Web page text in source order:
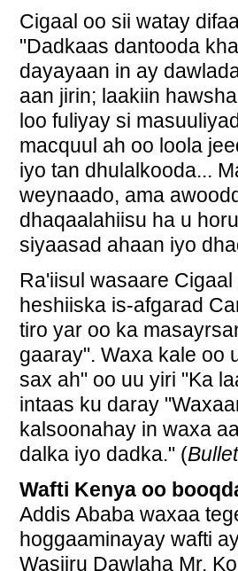
Cigaal oo sii watay
"Dadkaas dantooda
dayayaan in ay
aan jirin; laakiin
loo fuliyay si
macquul ah oo loola
iyo tan dhulalkooda...
weynaado, ama
dhaqaalahiisu ha u
siyaasad ahaan iyo
Ra'iisul wasaare
heshiiska is-afgarad
tiro yar oo ka
gaaray". Waxa kale oo
sax ah" oo uu yiri "Ka
intaas ku daray
kalsoonahay in waxa
dalka iyo dadka." (
Wafti Kenya oo
Addis Ababa waxaa
hoggaaminayay wafti
Wasiiru Dawlaha Mr.